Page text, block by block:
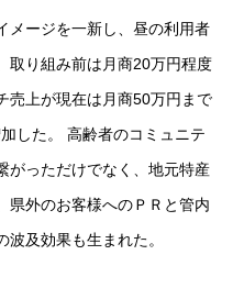
メージを一新し、昼の利用者
取り組み前は月商20万円程度
売上が現在は月商50万円まで
した。 高齢者のコミュニテ
がっただけでなく、地元特産
県外のお客様へのＰＲと管内
及効果も生まれた。